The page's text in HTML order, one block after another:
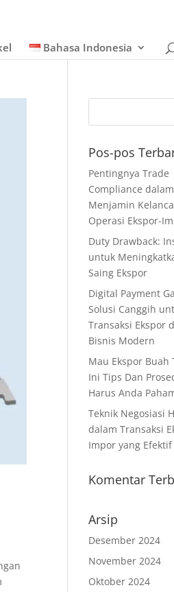
Bahasa Indonesia
Pos-pos
Pentingnya Trade
Compliance dalam
Menjamin
Operasi Ekspor-
Duty Drawback:
untuk
Saing Ekspor
Digital Payment
Solusi Canggih
Transaksi Ekspor
Bisnis Modern
Mau Ekspor Buah
Ini Tips Dan
Harus Anda
Teknik Negosiasi
dalam Transaksi
Impor yang Efektif
Komentar
Arsip
Desember 2024
November 2024
Oktober 2024